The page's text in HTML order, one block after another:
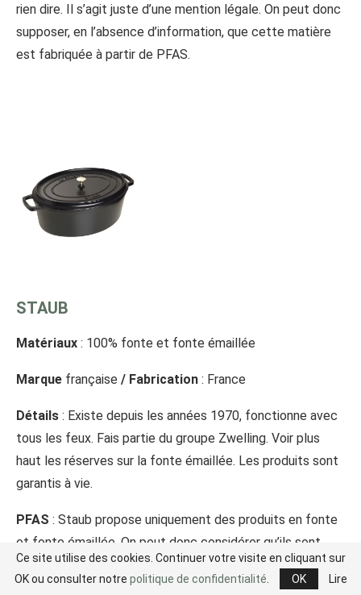
rien dire. Il s’agit juste d’une mention légale. On peut donc
supposer, en l’absence d’information, que cette matière
est fabriquée à partir de PFAS.
STAUB
Matériaux : 100% fonte et fonte émaillée
Marque française / Fabrication : France
Détails : Existe depuis les années 1970, fonctionne avec
tous les feux. Fais partie du groupe Zwelling. Voir plus
haut les réserves sur la fonte émaillée. Les produits sont
garantis à vie.
PFAS : Staub propose uniquement des produits en fonte
et fonte émaillée. On peut donc considérer qu’ils sont
sans PFAS.
Ce site utilise des cookies. Continuer votre visite en cliquant sur
OK ou consulter notre politique de confidentialité OK Lire